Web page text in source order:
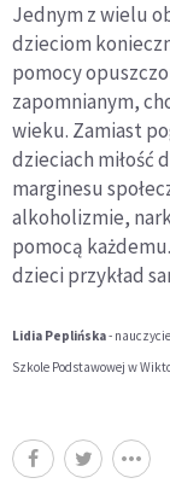
Jednym z wielu
dzieciom
pomocy
zapomnianym,
wieku. Zamiast
dzieciach miłość
marginesu
alkoholizmie,
pomocą
dzieci przykład
Lidia Peplińska-
Szkole Podstawowej w